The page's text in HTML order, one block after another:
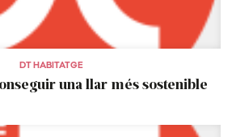
DT HABITATGE
una llar més sostenible